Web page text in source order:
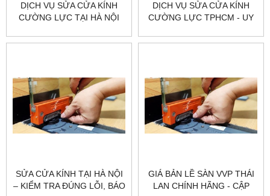
DỊCH VỤ SỬA CỬA KÍNH
CƯỜNG LỰC TẠI HÀ NỘI
DỊCH VỤ SỬA CỬA KÍNH
CƯỜNG LỰC TPHCM - UY
TỐT
SỬA CỬA KÍNH TẠI HÀ NỘI
– KIỂM TRA ĐÚNG LỖI, BÁO
GIÁ BẢN LỀ SÀN VVP THÁI
LAN CHÍNH HÃNG - CẬP